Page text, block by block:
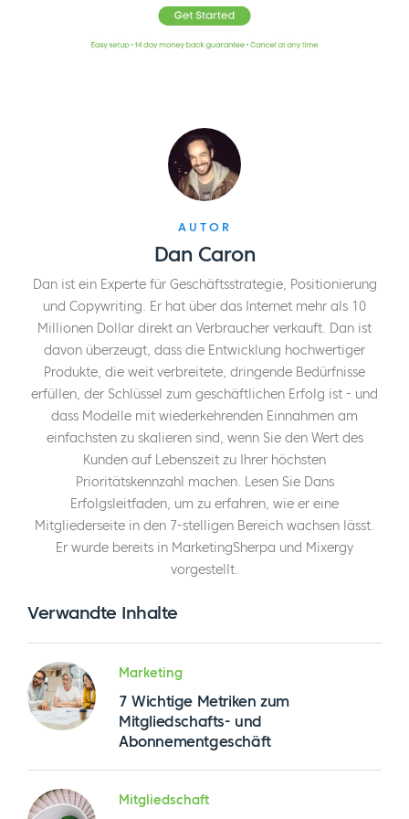
unternehmerischen Denkens geworden - es ist
großartig, ein Cashflow-Unternehmen zu
Ich würde den Leuten auf jeden Fall
empfehlen, sich dieses Buch anzusehen und
Der automatische Kunde
Bei MemberMouse dreht sich alles um
Mitgliedschafts- und Abonnementgeschäfte.
Als ich sah, dass Sie dieses Buch
herausgebracht haben, dachte ich: "Ich kann
es kaum erwarten, es zu lesen." Wie ich
erwartet hatte, ist es voll von großartigen,
großartigen Inhalten. Ich möchte alle Zuhörer
ermutigen, sich ein Exemplar zu besorgenDer
automatische Kundedenn was John in diesem
Buch enthüllt und worüber wir hier in dieser
Telefonkonferenz sprechen werden, sind Best
Practices für das Betreiben eines
Mitgliedschaftsgeschäfts oder eines
Abonnementmodells. Ich glaube, dass viele
abonnementbasierten Geschäftsmodellen
erkennen. Heute kann John uns einige Tipps
und Tricks verraten, wie man diese Modelle
zum Brummen bringt.
John, wo möchten Sie beginnen? Ich würde
gerne Ihre Meinung zu folgenden Themen
hören Der automatische Kunde
AUTOR
Dan Caron
Dan ist ein Experte für Geschäftsstrategie, Positionierung
und Copywriting. Er hat über das Internet mehr als 10
Millionen Dollar direkt an Verbraucher verkauft. Dan ist
davon überzeugt, dass die Entwicklung hochwertiger
Produkte, die weit verbreitete, dringende Bedürfnisse
erfüllen, der Schlüssel zum geschäftlichen Erfolg ist - und
dass Modelle mit wiederkehrenden Einnahmen am
einfachsten zu skalieren sind, wenn Sie den Wert des
Kunden auf Lebenszeit zu Ihrer höchsten
Prioritätskennzahl machen. Lesen Sie Dans
Erfolgsleitfaden, um zu erfahren, wie er eine
Mitgliederseite in den 7-stelligen Bereich wachsen lässt.
Er wurde bereits in MarketingSherpa und Mixergy
vorgestellt.
Verwandte Inhalte
Marketing
7 Wichtige Metriken zum
Mitgliedschafts- und
Abonnementgeschäft
Mitgliedschaft